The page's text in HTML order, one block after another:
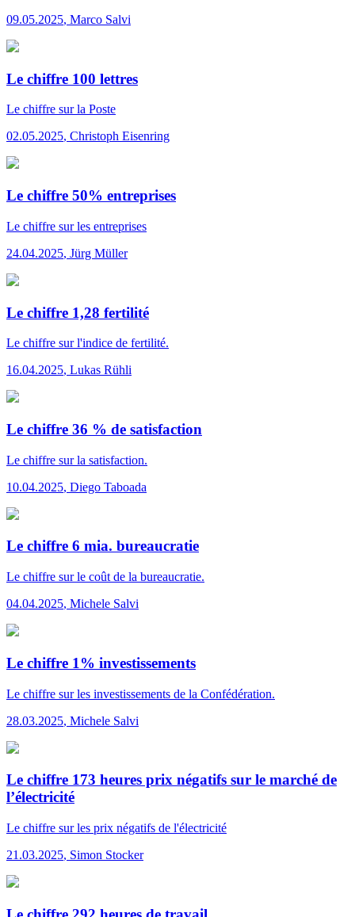
09.05.2025, Marco Salvi
Le chiffre 100 lettres
Le chiffre sur la Poste
02.05.2025, Christoph Eisenring
Le chiffre 50% entreprises
Le chiffre sur les entreprises
24.04.2025, Jürg Müller
Le chiffre 1,28 fertilité
Le chiffre sur l'indice de fertilité.
16.04.2025, Lukas Rühli
Le chiffre 36 % de satisfaction
Le chiffre sur la satisfaction.
10.04.2025, Diego Taboada
Le chiffre 6 mia. bureaucratie
Le chiffre sur le coût de la bureaucratie.
04.04.2025, Michele Salvi
Le chiffre 1% investissements
Le chiffre sur les investissements de la Confédération.
28.03.2025, Michele Salvi
Le chiffre 173 heures prix négatifs sur le marché de
l’électricité
Le chiffre sur les prix négatifs de l'électricité
21.03.2025, Simon Stocker